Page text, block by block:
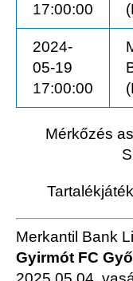
17:00:00
2024-
05-19
17:00:00
Mérkőzés
Merkantil Bank
Gyirmót FC